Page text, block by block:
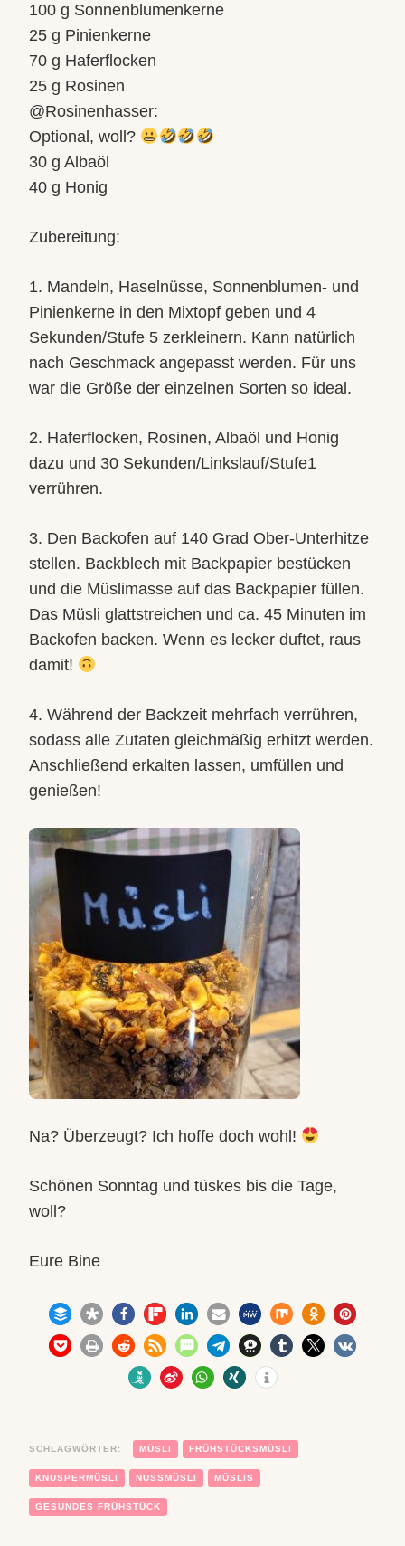
100 g Sonnenblumenkerne
25 g Pinienkerne
70 g Haferflocken
25 g Rosinen
@Rosinenhasser:
Optional, woll?
30 g Albaöl
40 g Honig
Zubereitung:
1. Mandeln, Haselnüsse, Sonnenblumen- und
Pinienkerne in den Mixtopf geben und 4
Sekunden/Stufe 5 zerkleinern. Kann natürlich
nach Geschmack angepasst werden. Für uns
war die Größe der einzelnen Sorten so ideal.
2. Haferflocken, Rosinen, Albaöl und Honig
dazu und 30 Sekunden/Linkslauf/Stufe1
verrühren.
3. Den Backofen auf 140 Grad Ober-Unterhitze
stellen. Backblech mit Backpapier bestücken
und die Müslimasse auf das Backpapier füllen.
Das Müsli glattstreichen und ca. 45 Minuten im
Backofen backen. Wenn es lecker duftet, raus
damit!
4. Während der Backzeit mehrfach verrühren,
sodass alle Zutaten gleichmäßig erhitzt werden.
Anschließend erkalten lassen, umfüllen und
genießen!
Na? Überzeugt? Ich hoffe doch wohl!
Schönen Sonntag und tüskes bis die Tage,
woll?
Eure Bine
SCHLAGWÖRTER: MÜSLI FRÜHSTÜCKSMÜSLI
KNUSPERMÜSLI NUSSMÜSLI MÜSLIS
GESUNDES FRÜHSTÜCK